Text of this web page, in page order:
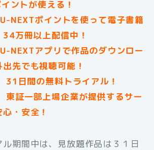
ントが使える！
NEXTポイントを使って電子書籍
万冊以上配信中！
NEXTアプリで作品のダウンロー
先でも視聴可能！
日間の無料トライアル！
証一部上場企業が提供するサー
・安全！
期間中は、見放題作品は３１日